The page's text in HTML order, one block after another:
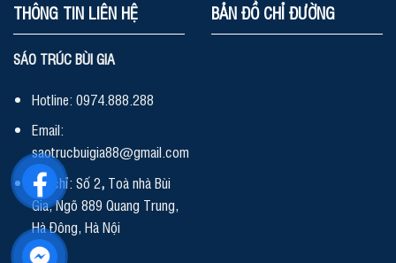
THÔNG TIN LIÊN HỆ
SÁO TRÚC BÙI GIA
Hotline: 0974.888.288
Email:
saotrucbuigia88@gmail.com
Địa chỉ: Số 2, Toà nhà Bùi
Gia, Ngõ 889 Quang Trung,
Hà Đông, Hà Nội
BẢN ĐỒ CHỈ ĐƯỜNG